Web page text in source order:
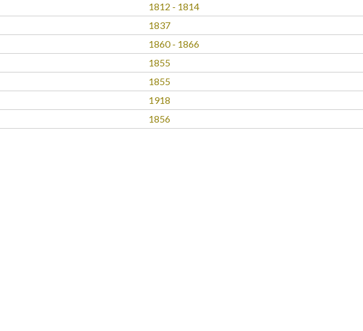
1812 - 1814
1837
1860 - 1866
1855
1855
1918
1856